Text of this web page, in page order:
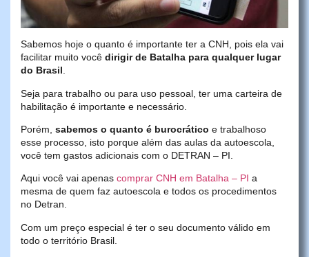
Sabemos hoje o quanto é importante ter a CNH, pois ela vai
facilitar muito você dirigir de Batalha para qualquer lugar
do Brasil.
Seja para trabalho ou para uso pessoal, ter uma carteira de
habilitação é importante e necessário.
Porém, sabemos o quanto é burocrático e trabalhoso
esse processo, isto porque além das aulas da autoescola,
você tem gastos adicionais com o DETRAN – PI.
Aqui você vai apenas comprar CNH em Batalha – PI a
mesma de quem faz autoescola e todos os procedimentos
no Detran.
Com um preço especial é ter o seu documento válido em
todo o território Brasil.